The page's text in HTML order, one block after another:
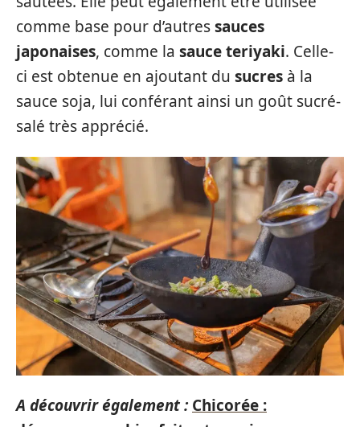
comme base pour d’autressauces
japonaises, comme la sauce teriyaki. Celle-
ci est obtenue en ajoutant du sucres à la
sauce soja, lui conférant ainsi un goût sucré-
salé très apprécié.
A découvrir également : Chicorée :